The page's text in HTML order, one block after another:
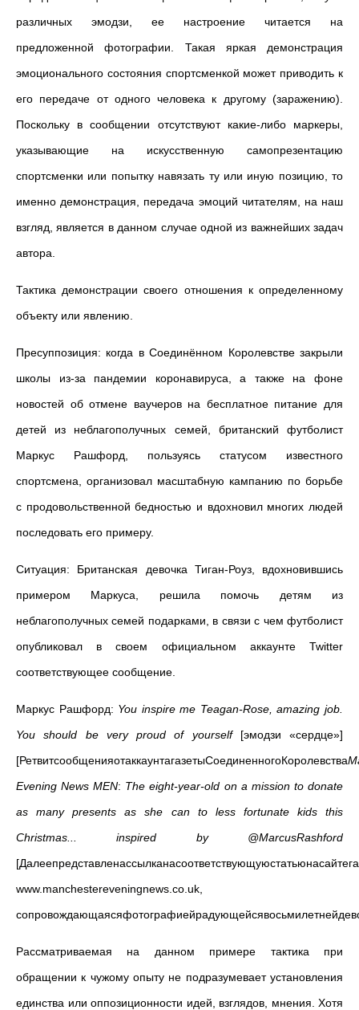
различных эмодзи, ее настроение читается на
предложенной фотографии. Такая яркая демонстрация
эмоционального состояния спортсменкой может приводить к
его передаче от одного человека к другому (заражению).
Поскольку в сообщении отсутствуют какие-либо маркеры,
указывающие на искусственную самопрезентацию
спортсменки или попытку навязать ту или иную позицию, то
именно демонстрация, передача эмоций читателям, на наш
взгляд, является в данном случае одной из важнейших задач
автора.
Тактика демонстрации своего отношения к определенному
объекту или явлению.
Пресуппозиция: когда в Соединённом Королевстве закрыли
школы из-за пандемии коронавируса, а также на фоне
новостей об отмене ваучеров на бесплатное питание для
детей из неблагополучных семей, британский футболист
Маркус Рашфорд, пользуясь статусом известного
спортсмена, организовал масштабную кампанию по борьбе
с продовольственной бедностью и вдохновил многих людей
последовать его примеру.
Ситуация: Британская девочка Тиган-Роуз, вдохновившись
примером Маркуса, решила помочь детям из
неблагополучных семей подарками, в связи с чем футболист
опубликовал в своем официальном аккаунте Twitter
соответствующее сообщение.
Маркус Рашфорд: You inspire me Teagan-Rose, amazing job.
You should be very proud of yourself[эмодзи «сердце»]
[РетвитсообщенияотаккаунтагазетыСоединенногоКоролевства
Evening News MEN: The eight-year-old on a mission to donate
as many presents as she can to less fortunate kids this
Christmas... inspired by @MarcusRashford
www.manchestereveningnews.co.uk,
Рассматриваемая на данном примере тактика при
обращении к чужому опыту не подразумевает установления
единства или оппозиционности идей, взглядов, мнения. Хотя